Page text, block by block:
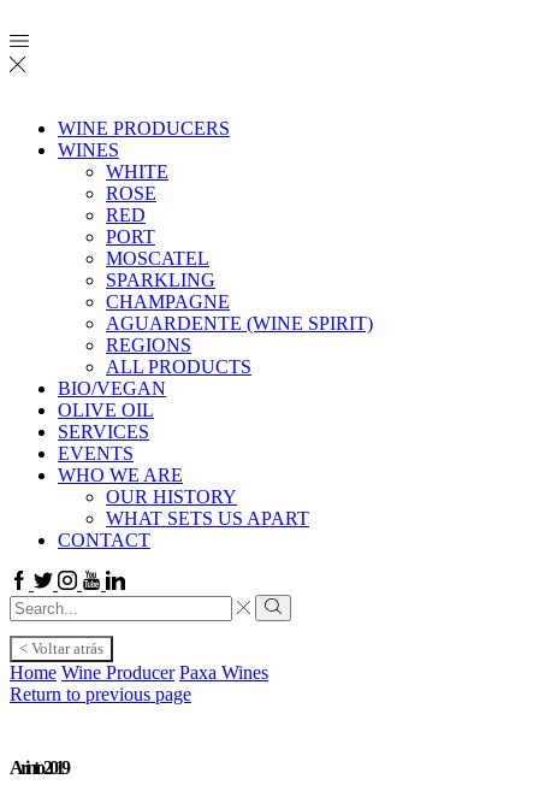
WINE PRODUCERS
WINES
WHITE
ROSE
RED
PORT
MOSCATEL
SPARKLING
CHAMPAGNE
AGUARDENTE (WINE SPIRIT)
REGIONS
ALL PRODUCTS
BIO/VEGAN
OLIVE OIL
SERVICES
EVENTS
WHO WE ARE
OUR HISTORY
WHAT SETS US APART
CONTACT
Facebook
TwitterInstagram
Youtube
Linkedin
Search
input
Search
< Voltar atrás
Home Wine Producer Paxa Wines
Return to previous page
Arinto 2019